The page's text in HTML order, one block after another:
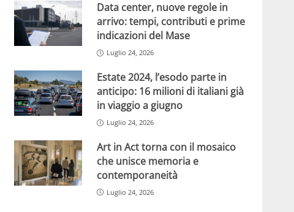
Data center, nuove regole in
arrivo: tempi, contributi e prime
indicazioni del Mase
Luglio 24, 2026
Estate 2024, l’esodo parte in
anticipo: 16 milioni di italiani già
in viaggio a giugno
Luglio 24, 2026
Art in Act torna con il mosaico
che unisce memoria e
contemporaneità
Luglio 24, 2026